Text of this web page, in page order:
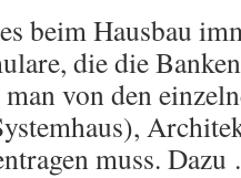
beim Hausbau
die die
von den
muss.